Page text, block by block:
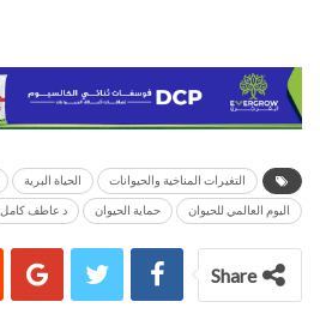
التغيرات المناخية والحيوانات الحياة البرية
اليوم العالمي للحيوان حماية الحيوان د عاطف كامل
Share